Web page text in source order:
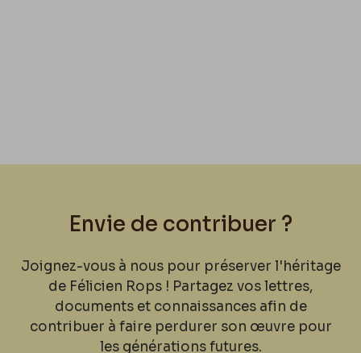
Envie de contribuer ?
Joignez-vous à nous pour préserver l'héritage
de Félicien Rops ! Partagez vos lettres,
documents et connaissances afin de
contribuer à faire perdurer son œuvre pour
les générations futures.